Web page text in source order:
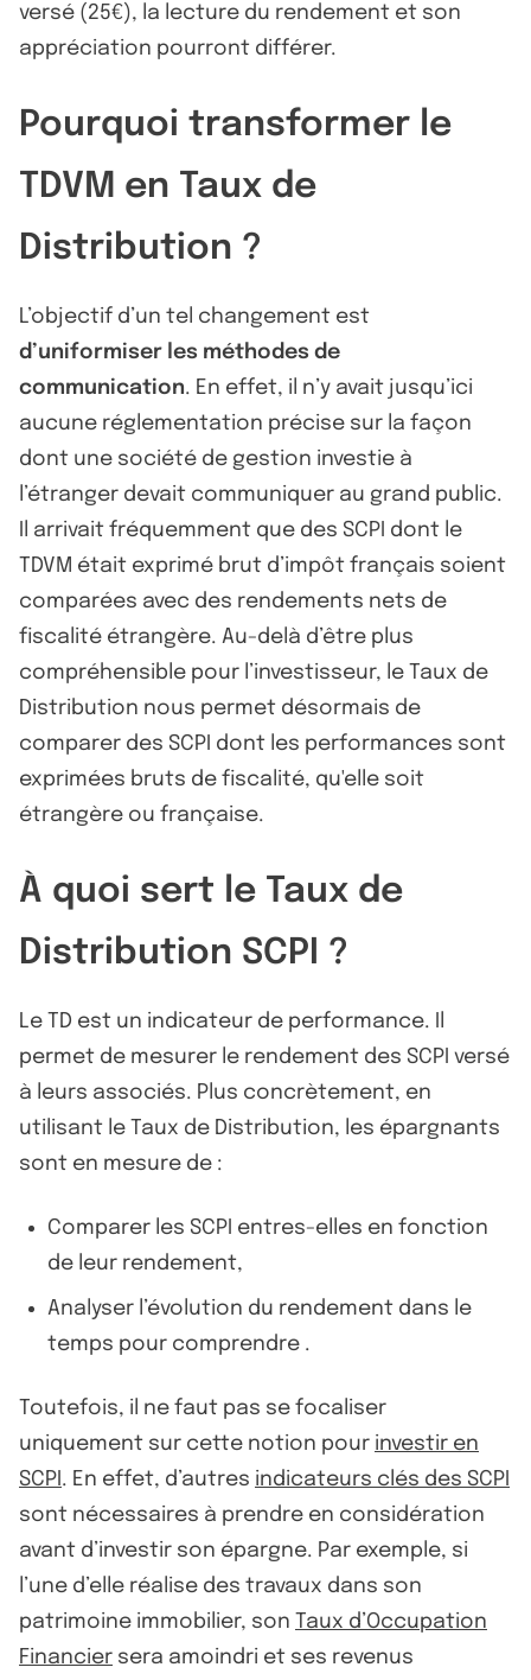
versé (25€), la lecture du rendement et son
appréciation pourront différer.
Pourquoi transformer le
TDVM en Taux de
Distribution ?
L’objectif d’un tel changement est
d’uniformiser les méthodes de
communication. En effet, il n’y avait jusqu’ici
aucune réglementation précise sur la façon
dont une société de gestion investie à
l’étranger devait communiquer au grand public.
Il arrivait fréquemment que des SCPI dont le
TDVM était exprimé brut d’impôt français soient
comparées avec des rendements nets de
fiscalité étrangère. Au-delà d’être plus
compréhensible pour l’investisseur, le Taux de
Distribution nous permet désormais de
comparer des SCPI dont les performances sont
exprimées bruts de fiscalité, qu'elle soit
étrangère ou française.
À quoi sert le Taux de
Distribution SCPI ?
Le TD est un indicateur de performance. Il
permet de mesurer le rendement des SCPI versé
à leurs associés. Plus concrètement, en
utilisant le Taux de Distribution, les épargnants
sont en mesure de :
Comparer les SCPI entres-elles en fonction
de leur rendement,
Analyser l’évolution du rendement dans le
temps pour comprendre .
Toutefois, il ne faut pas se focaliser
uniquement sur cette notion pour investir en
SCPI . En effet, d’autres indicateurs clés des SCPI
sont nécessaires à prendre en considération
avant d’investir son épargne. Par exemple, si
l’une d’elle réalise des travaux dans son
patrimoine immobilier, son Taux d’Occupation
Financier sera amoindri et ses revenus